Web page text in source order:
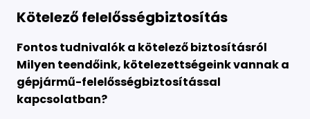
Kötelező felelősségbiztosítás
Fontos tudnivalók a kötelező biztosításról
Milyen teendőink, kötelezettségeink vannak a
gépjármű-felelősségbiztosítással
kapcsolatban?